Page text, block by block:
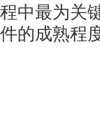
中最为关
的成熟程